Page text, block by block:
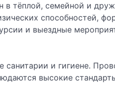
в тёплой, семейной и
способностей,
и выездные
и гигиене.
высокие